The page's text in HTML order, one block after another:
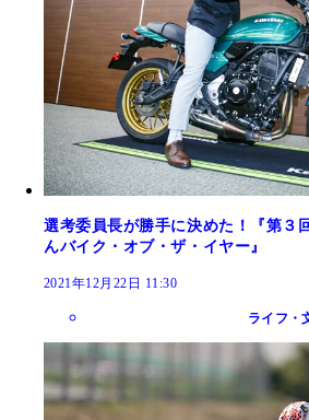
選考委員長が勝手に決めた！『第
んバイク・オブ・ザ・イヤー』
2021年12月22日 11:30
ライフ・